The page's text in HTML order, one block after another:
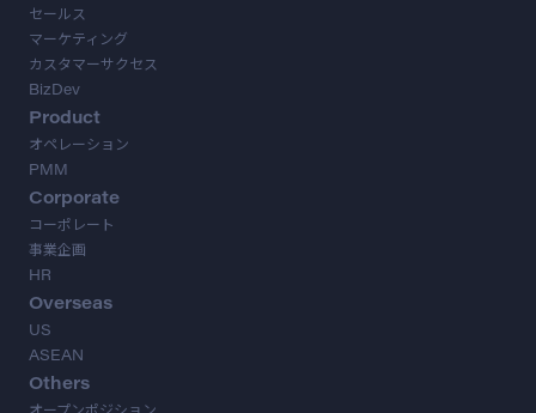
セールス
マーケティング
カスタマーサクセス
BizDev
Product
オペレーション
PMM
Corporate
コーポレート
事業企画
HR
Overseas
US
ASEAN
Others